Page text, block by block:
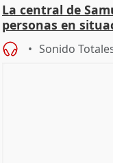
La central de
personas en
de Calor
Sonido